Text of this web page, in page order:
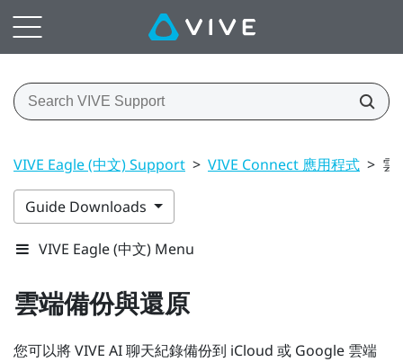
VIVE Eagle (中文) Support > VIVE Connect 應用程式 > 雲
Guide Downloads
VIVE Eagle (中文) Menu
雲端備份與還原
您可以將VIVE AI聊天紀錄備份到 iCloud 或 Google 雲端